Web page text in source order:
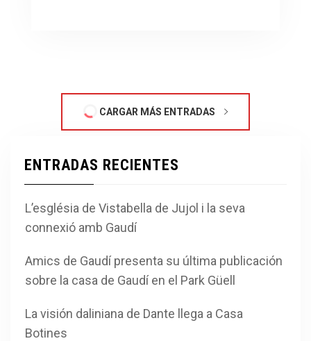
CARGAR MÁS ENTRADAS
ENTRADAS RECIENTES
L’església de Vistabella de Jujol i la seva
connexió amb Gaudí
Amics de Gaudí presenta su última publicación
sobre la casa de Gaudí en el Park Güell
La visión daliniana de Dante llega a Casa
Botines